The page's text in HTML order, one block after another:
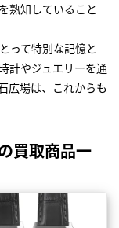
熟知していること
って特別な記憶と
計やジュエリーを通
広場は、これからも
買取商品一